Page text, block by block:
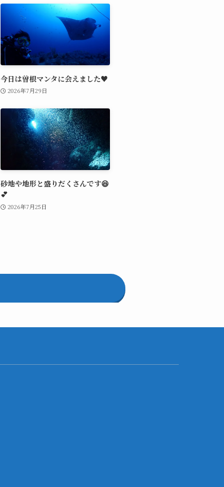
今日は曽根マンタに会えました♥️
2026年7月29日
砂地や地形と盛りだくさんです😆
💕
2026年7月25日